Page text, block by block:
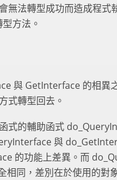
無法轉型成功而造成程式
方法。
與 GetInterface 的相異
式轉型回去。
式的輔助函式
與
的功能上差異。而
相同，差別在於使用的對